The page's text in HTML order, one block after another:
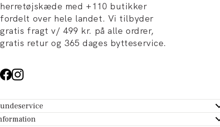
herretøjskæde med +110 butikker
fordelt over hele landet. Vi tilbyder
gratis fragt v/ 499 kr. på alle ordrer,
gratis retur og 365 dages bytteservice.
- Hjælpecenter